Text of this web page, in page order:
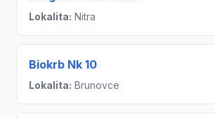
Lokalita: Nitra
Biokrb Nk 10
Lokalita: Brunovce